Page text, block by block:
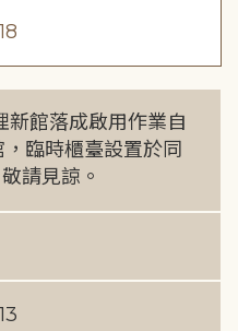
新館落成啟用作業自
，臨時櫃臺設置於同
請見諒。